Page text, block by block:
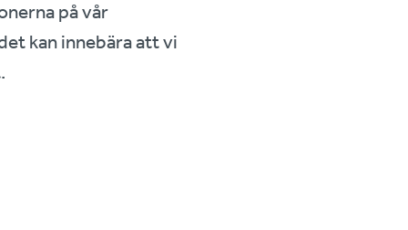
på vår
kan innebära att vi